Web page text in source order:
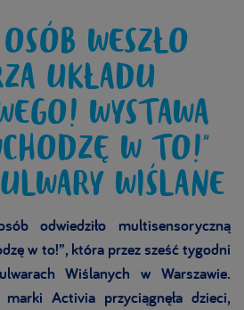
WESZŁO
UKŁADU
WYSTAWA
W TO!”
WIŚLANE
odwiedziło multisensoryczną
w to!”, która przez sześć tygodni
Wiślanych w Warszawie.
Activia przyciągnęła dzieci,